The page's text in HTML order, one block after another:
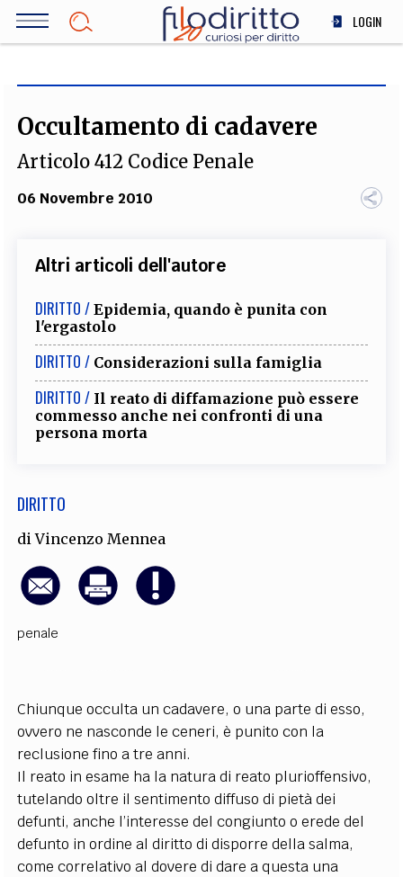
Salta
LOGIN
SOCIETÀ
SCIENZA
STORIA E FILOSOFIA
TEAM
FILODIRITTO REDAZIONE COMITATO SCIENTIFICO AUTORI
FOTOGRAFI PARTNER COLLABORA CON NOI
EXTRA
Occultamento di cadavere
Articolo 412 Codice Penale
06 Novembre 2010
Altri articoli dell'autore
DIRITTO / Epidemia, quando è punita con
l'ergastolo
DIRITTO / Considerazioni sulla famiglia
DIRITTO / Il reato di diffamazione può essere
commesso anche nei confronti di una
persona morta
DIRITTO
diVincenzo Mennea
penale
Chiunque occulta un cadavere, o una parte di esso,
ovvero ne nasconde le ceneri, è punito con la
reclusione fino a tre anni.
Il reato in esame ha la natura di reato plurioffensivo,
tutelando oltre il sentimento diffuso di pietà dei
defunti, anche l’interesse del congiunto o erede del
defunto in ordine al diritto di disporre della salma,
come correlativo al dovere di dare a questa una